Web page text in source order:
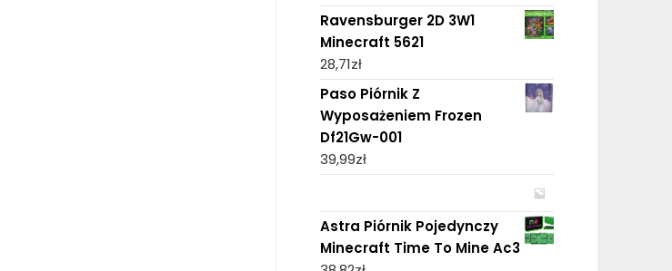
Ravensburger 2D 3W1
Minecraft 5621
28,71zł
Paso Piórnik Z
Wyposażeniem Frozen
Df21Gw-001
39,99zł
Astra Piórnik Pojedynczy
Minecraft Time To Mine Ac3